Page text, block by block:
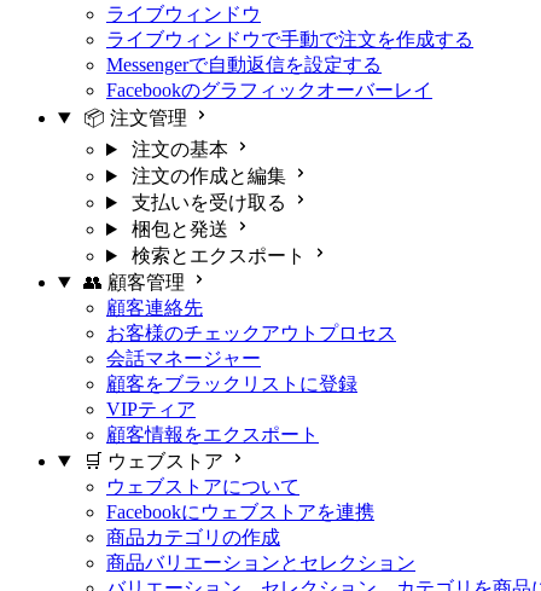
ライブウィンドウ
ライブウィンドウで手動で注文を作成する
Messengerで自動返信を設定する
Facebookのグラフィックオーバーレイ
📦 注文管理
注文の基本
注文の作成と編集
支払いを受け取る
梱包と発送
検索とエクスポート
👥 顧客管理
顧客連絡先
お客様のチェックアウトプロセス
会話マネージャー
顧客をブラックリストに登録
VIPティア
顧客情報をエクスポート
🛒 ウェブストア
ウェブストアについて
Facebookにウェブストアを連携
商品カテゴリの作成
商品バリエーションとセレクション